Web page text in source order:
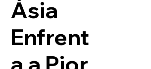
Ásia
Enfrent